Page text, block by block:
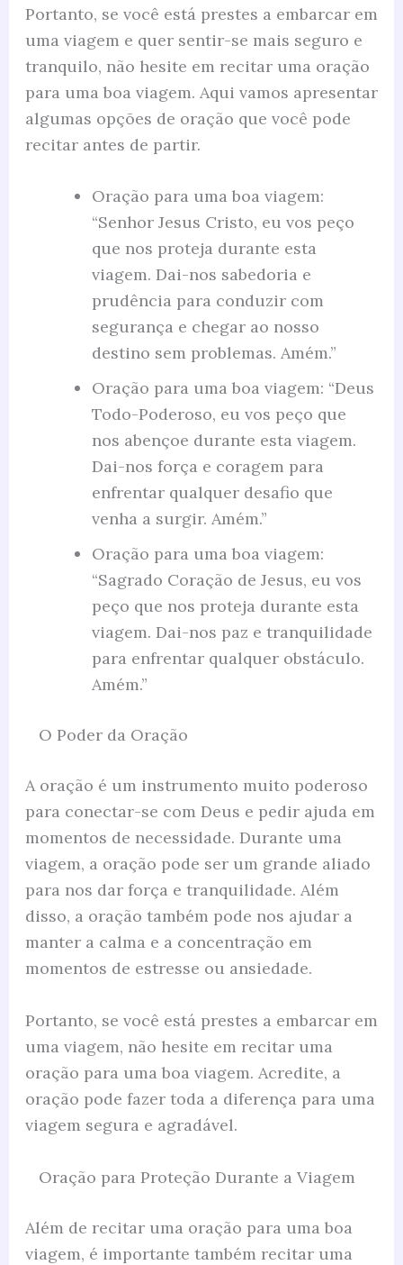
Portanto, se você está prestes a embarcar em
uma viagem e quer sentir-se mais seguro e
tranquilo, não hesite em recitar uma oração
para uma boa viagem. Aqui vamos apresentar
algumas opções de oração que você pode
recitar antes de partir.
Oração para uma boa viagem:
“Senhor Jesus Cristo, eu vos peço
que nos proteja durante esta
viagem. Dai-nos sabedoria e
prudência para conduzir com
segurança e chegar ao nosso
destino sem problemas. Amém.”
Oração para uma boa viagem: “Deus
Todo-Poderoso, eu vos peço que
nos abençoe durante esta viagem.
Dai-nos força e coragem para
enfrentar qualquer desafio que
venha a surgir. Amém.”
Oração para uma boa viagem:
“Sagrado Coração de Jesus, eu vos
peço que nos proteja durante esta
viagem. Dai-nos paz e tranquilidade
para enfrentar qualquer obstáculo.
Amém.”
O Poder da Oração
A oração é um instrumento muito poderoso
para conectar-se com Deus e pedir ajuda em
momentos de necessidade. Durante uma
viagem, a oração pode ser um grande aliado
para nos dar força e tranquilidade. Além
disso, a oração também pode nos ajudar a
manter a calma e a concentração em
momentos de estresse ou ansiedade.
Portanto, se você está prestes a embarcar em
uma viagem, não hesite em recitar uma
oração para uma boa viagem. Acredite, a
oração pode fazer toda a diferença para uma
viagem segura e agradável.
Oração para Proteção Durante a Viagem
Além de recitar uma oração para uma boa
viagem, é importante também recitar uma